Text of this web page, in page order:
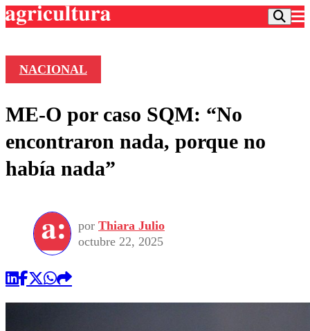
Frecuencias
Agricultura TV
Deportes
Colo Colo
Seleccion Chilena
Torneo Internacional
Universidad de Chile
Entretención
Economía
Internacional
Sustentabilidad
Publicaciones en medios
Opinión
NACIONAL
ME-O por caso SQM: “No
encontraron nada, porque no
había nada”
por Thiara Julio
octubre 22, 2025